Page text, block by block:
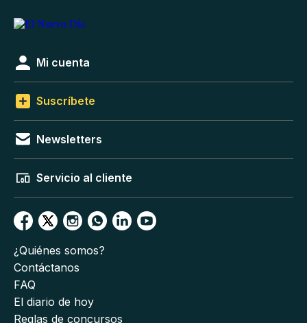
Mi cuenta
Suscríbete
Newsletters
Servicio al cliente
¿Quiénes somos?
Contáctanos
FAQ
El diario de hoy
Reglas de concursos